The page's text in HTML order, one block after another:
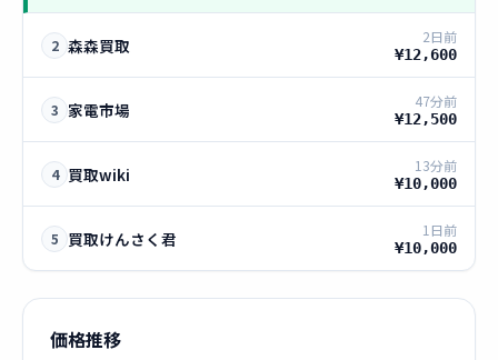
2 森森買取 2日前
¥12,600
3 家電市場 47分前
¥12,500
4 買取wiki 13分前
¥10,000
5 買取けんさく君 1日前
¥10,000
価格推移